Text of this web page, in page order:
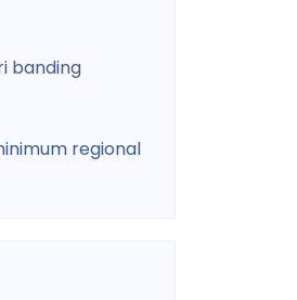
banding
regional